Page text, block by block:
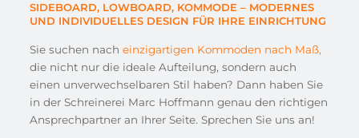
SIDEBOARD, LOWBOARD, KOMMODE – MODERNES
UND INDIVIDUELLES DESIGN FÜR IHRE EINRICHTUNG
Sie suchen nach einzigartigen Kommoden nach Maß,
die nicht nur die ideale Aufteilung, sondern auch
einen unverwechselbaren Stil haben? Dann haben Sie
in der Schreinerei Marc Hoffmann genau den richtigen
Ansprechpartner an Ihrer Seite. Sprechen Sie uns an!